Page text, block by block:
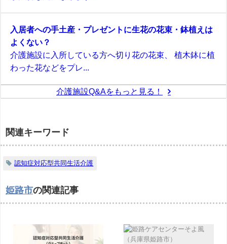
入居者への手土産・プレゼントに生花の花束・鉢植えは
よくない？
介護施設に入所している方へ切り花の花束、 植木鉢に植
わった花などをプレ...
介護施設Q&Aをもっと見る！
関連キーワード
認知症対応型共同生活介護
姫路市の関連記事